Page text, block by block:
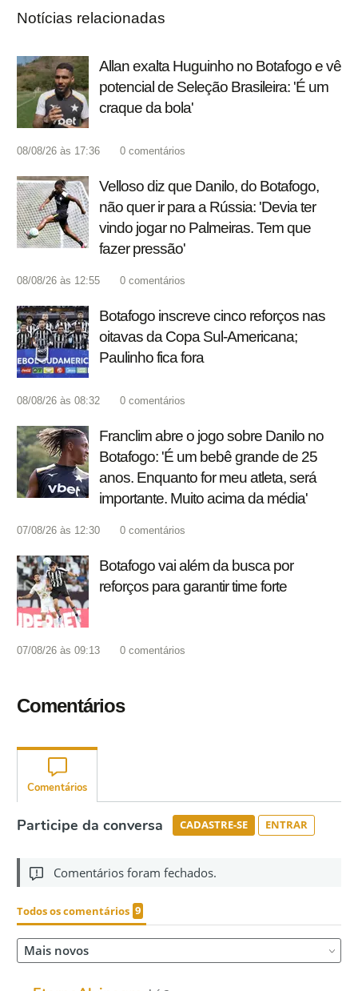
Notícias relacionadas
Allan exalta Huguinho no Botafogo e vê
potencial de Seleção Brasileira: 'É um
craque da bola'
08/08/26 às 17:36 0 comentários
Velloso diz que Danilo, do Botafogo,
não quer ir para a Rússia: 'Devia ter
vindo jogar no Palmeiras. Tem que
fazer pressão'
08/08/26 às 12:55 0 comentários
Botafogo inscreve cinco reforços nas
oitavas da Copa Sul-Americana;
Paulinho fica fora
08/08/26 às 08:32 0 comentários
Franclim abre o jogo sobre Danilo no
Botafogo: 'É um bebê grande de 25
anos. Enquanto for meu atleta, será
importante. Muito acima da média'
07/08/26 às 12:30 0 comentários
Botafogo vai além da busca por
reforços para garantir time forte
07/08/26 às 09:13 0 comentários
Comentários